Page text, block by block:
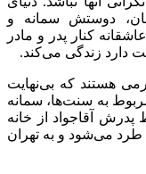
دوستش سمانه و
کنار پدر و مادر
دارد زندگی می‌کند.
هستند که بی‌نهایت
به سنت‌ها، سمانه
آقاجواد از خانه
طرد می‌شود و به تهران